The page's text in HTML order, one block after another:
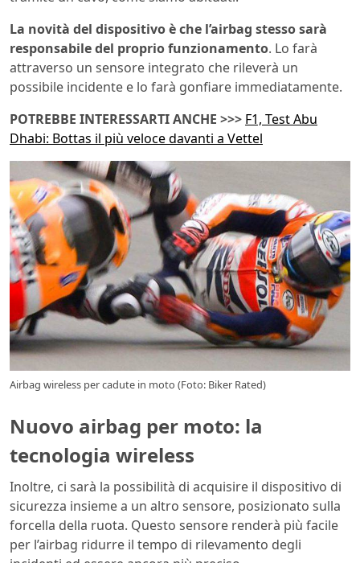
La novità del dispositivo è che l’airbag stesso sarà
responsabile del proprio funzionamento. Lo farà
attraverso un sensore integrato che rileverà un
possibile incidente e lo farà gonfiare immediatamente.
POTREBBE INTERESSARTI ANCHE >>> F1, Test Abu
Dhabi: Bottas il più veloce davanti a Vettel
Airbag wireless per cadute in moto (Foto: Biker Rated)
Nuovo airbag per moto: la
tecnologia wireless
Inoltre, ci sarà la possibilità di acquisire il dispositivo di
sicurezza insieme a un altro sensore, posizionato sulla
forcella della ruota. Questo sensore renderà più facile
per l’airbag ridurre il tempo di rilevamento degli